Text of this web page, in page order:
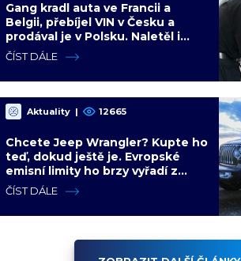
Gang kradl auta ve Francii a
Belgii, přebíjel VIN v Česku a
prodával je v Polsku. Naletěl i
polský vicepremiér
ČÍST DÁLE
Aktuality | 12665
Chcete Jeep Wrangler? Kupte ho
teď, dokud ještě je. Evropské
emisní limity ho brzy vyřadí z
nabídky nadobro
ČÍST DÁLE